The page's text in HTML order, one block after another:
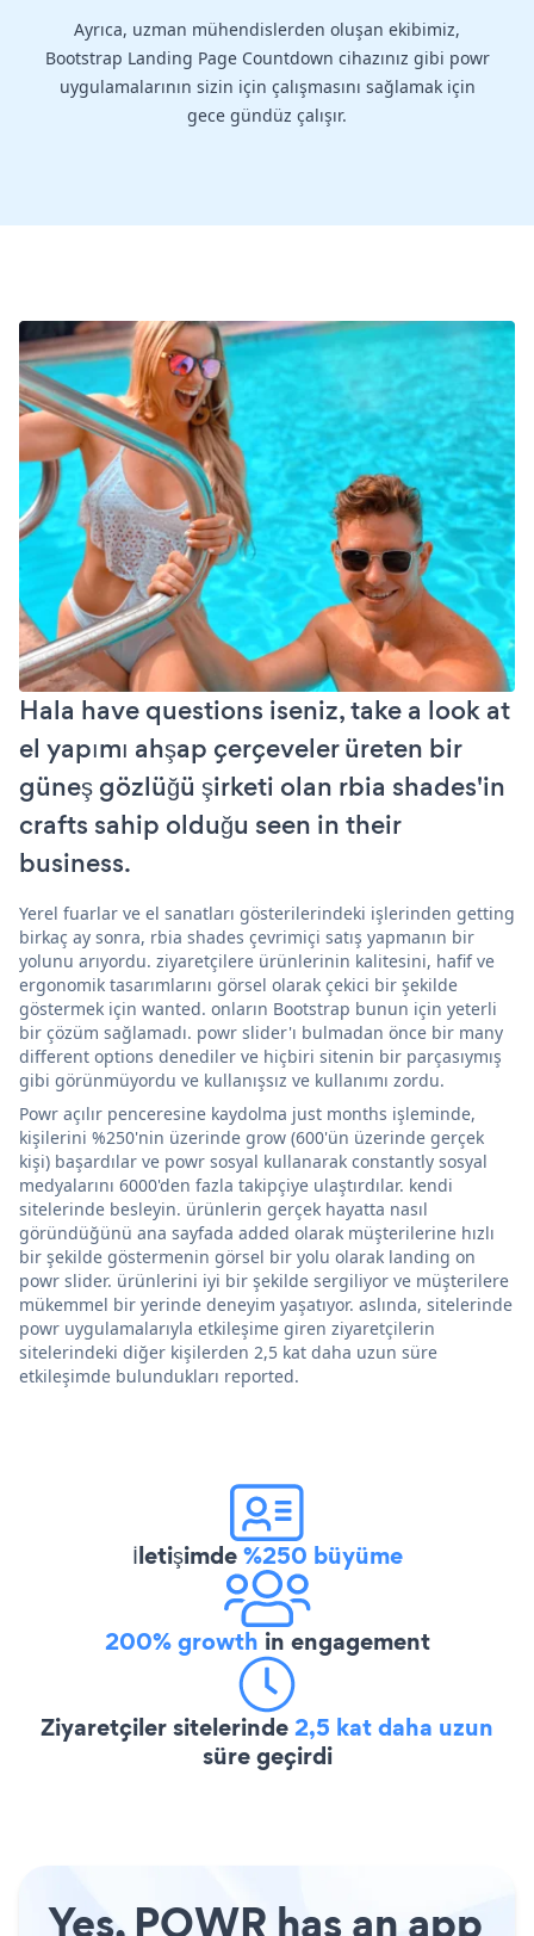
Ayrıca, uzman mühendislerden oluşan ekibimiz,
Bootstrap Landing Page Countdown cihazınız gibi powr
uygulamalarının sizin için çalışmasını sağlamak için
gece gündüz çalışır.
Hala have questions iseniz, take a look at
el yapımı ahşap çerçeveler üreten bir
güneş gözlüğü şirketi olan rbia shades'in
crafts sahip olduğu seen in their
business.
Yerel fuarlar ve el sanatları gösterilerindeki işlerinden getting
birkaç ay sonra, rbia shades çevrimiçi satış yapmanın bir
yolunu arıyordu. ziyaretçilere ürünlerinin kalitesini, hafif ve
ergonomik tasarımlarını görsel olarak çekici bir şekilde
göstermek için wanted. onların Bootstrap bunun için yeterli
bir çözüm sağlamadı. powr slider'ı bulmadan önce bir many
different options denediler ve hiçbiri sitenin bir parçasıymış
gibi görünmüyordu ve kullanışsız ve kullanımı zordu.
Powr açılır penceresine kaydolma just months işleminde,
kişilerini %250'nin üzerinde grow (600'ün üzerinde gerçek
kişi) başardılar ve powr sosyal kullanarak constantly sosyal
medyalarını 6000'den fazla takipçiye ulaştırdılar. kendi
sitelerinde besleyin. ürünlerin gerçek hayatta nasıl
göründüğünü ana sayfada added olarak müşterilerine hızlı
bir şekilde göstermenin görsel bir yolu olarak landing on
powr slider. ürünlerini iyi bir şekilde sergiliyor ve müşterilere
mükemmel bir yerinde deneyim yaşatıyor. aslında, sitelerinde
powr uygulamalarıyla etkileşime giren ziyaretçilerin
sitelerindeki diğer kişilerden 2,5 kat daha uzun süre
etkileşimde bulundukları reported.
İletişimde%250 büyüme
200% growth in engagement
Ziyaretçiler sitelerinde2,5 kat daha uzun
süre geçirdi
Yes, POWR has an app